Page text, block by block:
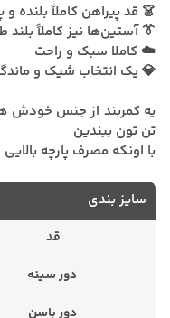
👗 قد پیراهن کاملاً بلنده
👔 آستین‌ها نیز کاملاً بلند
☁️ کاملا سبک و راحت
💎 یک انتخاب شیک و
یه کمربند از جنس خودش
تن تون ببندین
با اونکه مصرف پارچه
سایز بندی
قد
دور سینه
دور باسن